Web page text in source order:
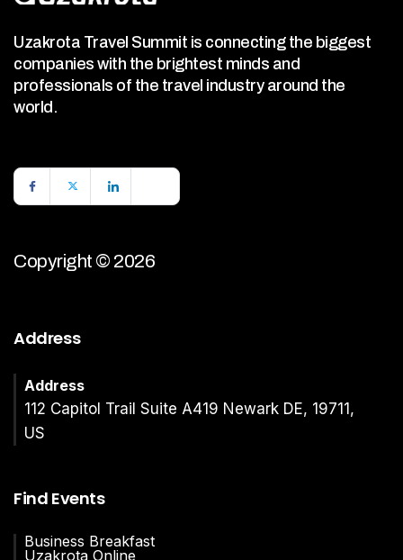
Uzakrota Travel Summit is connecting the biggest
companies with the brightest minds and
professionals of the travel industry around the
world.
Copyright © 2026
Address
Address
112 Capitol Trail Suite A419 Newark DE, 19711,
US
Find Events
Business Breakfast
Uzakrota Online